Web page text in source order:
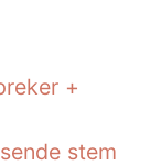
+
stem